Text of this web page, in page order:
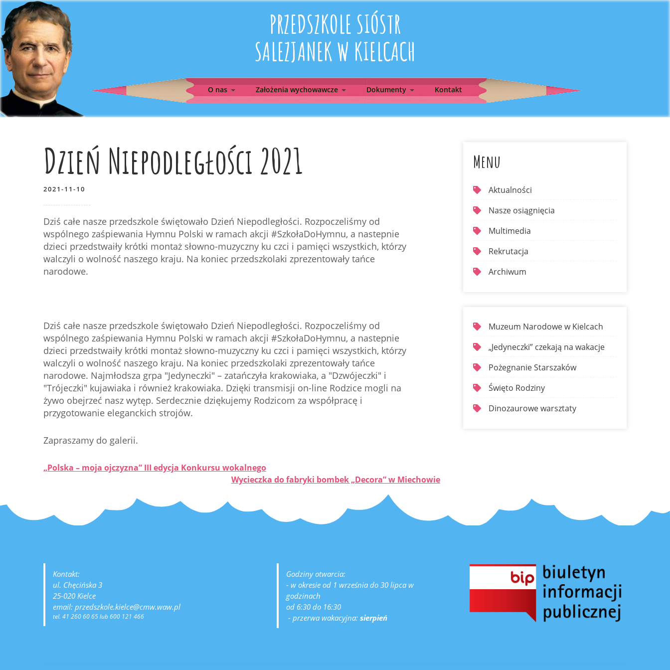
PRZEDSZKOLE SIÓSTR
SALEZJANEK W KIELCACH
O nas Założenia wychowawcze Dokumenty Kontakt
Dzień Niepodległości 2021
2021-11-10
Dziś całe nasze przedszkole świętowało Dzień Niepodległości. Rozpoczeliśmy od
wspólnego zaśpiewania Hymnu Polski w ramach akcji #SzkołaDoHymnu, a nastepnie
dzieci przedstwaiły krótki montaż słowno-muzyczny ku czci i pamięci wszystkich, którzy
walczyli o wolność naszego kraju. Na koniec przedszkolaki zprezentowały tańce
narodowe.
Dziś całe nasze przedszkole świętowało Dzień Niepodległości. Rozpoczeliśmy od
wspólnego zaśpiewania Hymnu Polski w ramach akcji #SzkołaDoHymnu, a nastepnie
dzieci przedstwaiły krótki montaż słowno-muzyczny ku czci i pamięci wszystkich, którzy
walczyli o wolność naszego kraju. Na koniec przedszkolaki zprezentowały tańce
narodowe. Najmłodsza grpa "Jedyneczki" – zatańczyła krakowiaka, a "Dzwójeczki" i
"Trójeczki" kujawiaka i również krakowiaka. Dzięki transmisji on-line Rodzice mogli na
żywo obejrzeć nasz wytęp. Serdecznie dziękujemy Rodzicom za współpracę i
przygotowanie eleganckich strojów.
Zapraszamy do galerii.
„Polska – moja ojczyzna” III edycja Konkursu wokalnego
Wycieczka do fabryki bombek „Decora” w Miechowie
Menu
Aktualności
Nasze osiągnięcia
Multimedia
Rekrutacja
Archiwum
Muzeum Narodowe w Kielcach
„Jedyneczki” czekają na wakacje
Pożegnanie Starszaków
Święto Rodziny
Dinozaurowe warsztaty
Kontakt:
ul. Chęcińska 3
25-020 Kielce
email: przedszkole.kielce@cmw.waw.pl
tel. 41 260 60 65 lub 600 121 466
Godziny otwarcia:
- w okresie od 1 września do 30 lipca w
godzinach
od 6:30 do 16:30
- przerwa wakacyjna: sierpień